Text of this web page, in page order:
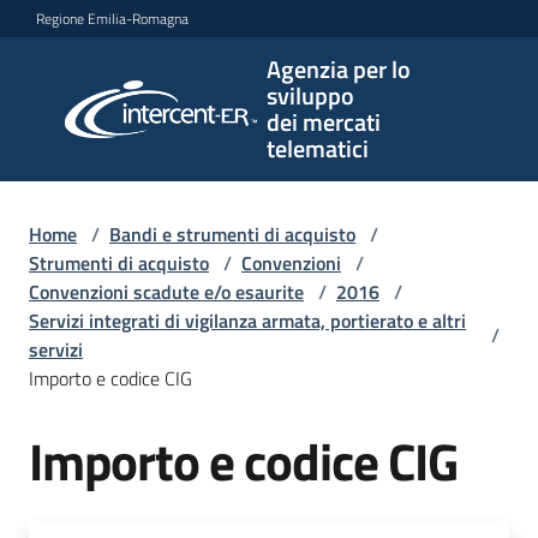
Vai al contenuto
Vai alla navigazione
Vai al footer
Regione Emilia-Romagna
Agenzia per lo
sviluppo
dei mercati
telematici
per lo
sviluppo
telematici
L'Agenzia
Bandi
strumenti
Home / Bandi e strumenti di acquisto /
Strumenti di acquisto / Convenzioni /
Convenzioni scadute e/o esaurite / 2016 /
Servizi integrati di vigilanza armata, portierato e altri
servizi
/
Importo e codice CIG
Importo e codice CIG